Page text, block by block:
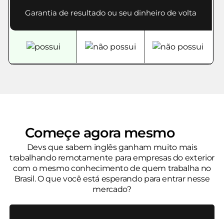
Garantia de resultado ou seu dinheiro de volta
Começe agora mesmo
Devs que sabem inglês ganham muito mais
trabalhando remotamente para empresas do exterior
com o mesmo conhecimento de quem trabalha no
Brasil. O que você está esperando para entrar nesse
mercado?